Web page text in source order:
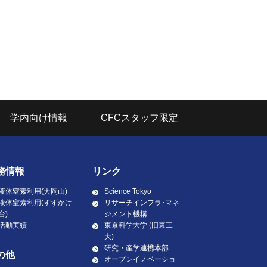
学内向け情報 CFCスタッフ限定
情報
体窒素利用(大岡山)
体窒素利用(すずかけ
)
動実績
他
リンク
Science Tokyo
リサーチインフラ･マネ
ジメント機構
東京科学大学 (旧東工
大)
研究・産学連携本部
オープンイノベーショ